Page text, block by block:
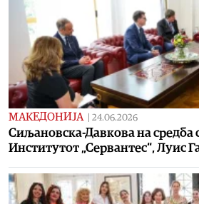
МАКЕДОНИЈА 24.06.2026
Сиљановска-Давкова на средба
Институтот „Сервантес“, Луис